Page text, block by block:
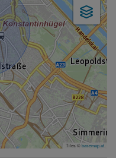
Tiles ©basemap.at